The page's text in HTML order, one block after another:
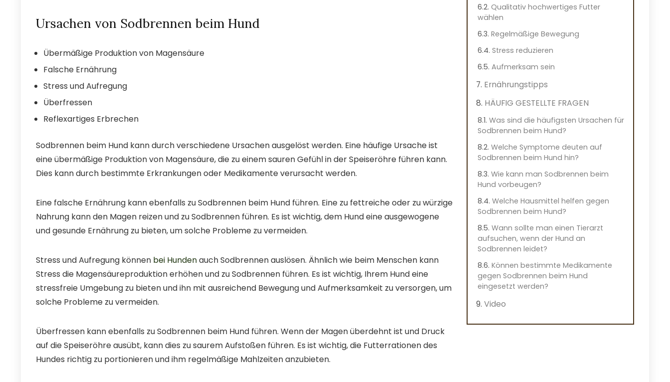
Ursachen von Sodbrennen beim Hund
Übermäßige Produktion von Magensäure
Falsche Ernährung
Stress und Aufregung
Überfressen
Reflexartiges Erbrechen
Sodbrennen beim Hund kann durch verschiedene Ursachen ausgelöst werden. Eine häufige Ursache ist
eine übermäßige Produktion von Magensäure, die zu einem sauren Gefühl in der Speiseröhre führen kann.
Dies kann durch bestimmte Erkrankungen oder Medikamente verursacht werden.
Eine falsche Ernährung kann ebenfalls zu Sodbrennen beim Hund führen. Eine zu fettreiche oder zu würzige
Nahrung kann den Magen reizen und zu Sodbrennen führen. Es ist wichtig, dem Hund eine ausgewogene
und gesunde Ernährung zu bieten, um solche Probleme zu vermeiden.
Stress und Aufregung können bei Hundenauch Sodbrennen auslösen. Ähnlich wie beim Menschen kann
Stress die Magensäureproduktion erhöhen und zu Sodbrennen führen. Es ist wichtig, Ihrem Hund eine
stressfreie Umgebung zu bieten und ihn mit ausreichend Bewegung und Aufmerksamkeit zu versorgen, um
solche Probleme zu vermeiden.
Überfressen kann ebenfalls zu Sodbrennen beim Hund führen. Wenn der Magen überdehnt ist und Druck
auf die Speiseröhre ausübt, kann dies zu saurem Aufstoßen führen. Es ist wichtig, die Futterrationen des
Hundes richtig zu portionieren und ihm regelmäßige Mahlzeiten anzubieten.
Qualitativ hochwertiges Futter
wählen
Regelmäßige Bewegung
Stress reduzieren
Aufmerksam sein
Ernährungstipps
HÄUFIG GESTELLTE FRAGEN
Was sind die häufigsten Ursachen für
Sodbrennen beim Hund?
Welche Symptome deuten auf
Sodbrennen beim Hund hin?
Wie kann man Sodbrennen beim
Hund vorbeugen?
Welche Hausmittel helfen gegen
Sodbrennen beim Hund?
Wann sollte man einen Tierarzt
aufsuchen, wenn der Hund an
Sodbrennen leidet?
Können bestimmte Medikamente
gegen Sodbrennen beim Hund
eingesetzt werden?
Video